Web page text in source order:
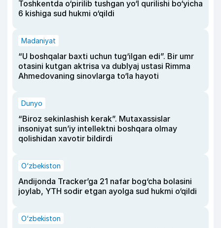
Toshkentda o‘pirilib tushgan yo‘l qurilishi bo‘yicha
6 kishiga sud hukmi o‘qildi
Madaniyat
“U boshqalar baxti uchun tug‘ilgan edi”. Bir umr
otasini kutgan aktrisa va dublyaj ustasi Rimma
Ahmedovaning sinovlarga to‘la hayoti
Dunyo
“Biroz sekinlashish kerak”. Mutaxassislar
insoniyat sun’iy intellektni boshqara olmay
qolishidan xavotir bildirdi
O‘zbekiston
Andijonda Tracker’ga 21 nafar bog‘cha bolasini
joylab, YTH sodir etgan ayolga sud hukmi o‘qildi
O‘zbekiston